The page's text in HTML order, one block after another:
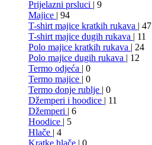
Prijelazni prsluci | 9
Majice | 94
T-shirt majice kratkih rukava | 47
T-shirt majice dugih rukava | 11
Polo majice kratkih rukava | 24
Polo majice dugih rukava | 12
Termo odjeća | 0
Termo majice | 0
Termo donje rublje | 0
Džemperi i hoodice | 11
Džemperi | 6
Hoodice | 5
Hlače | 4
Kratke hlače | 0